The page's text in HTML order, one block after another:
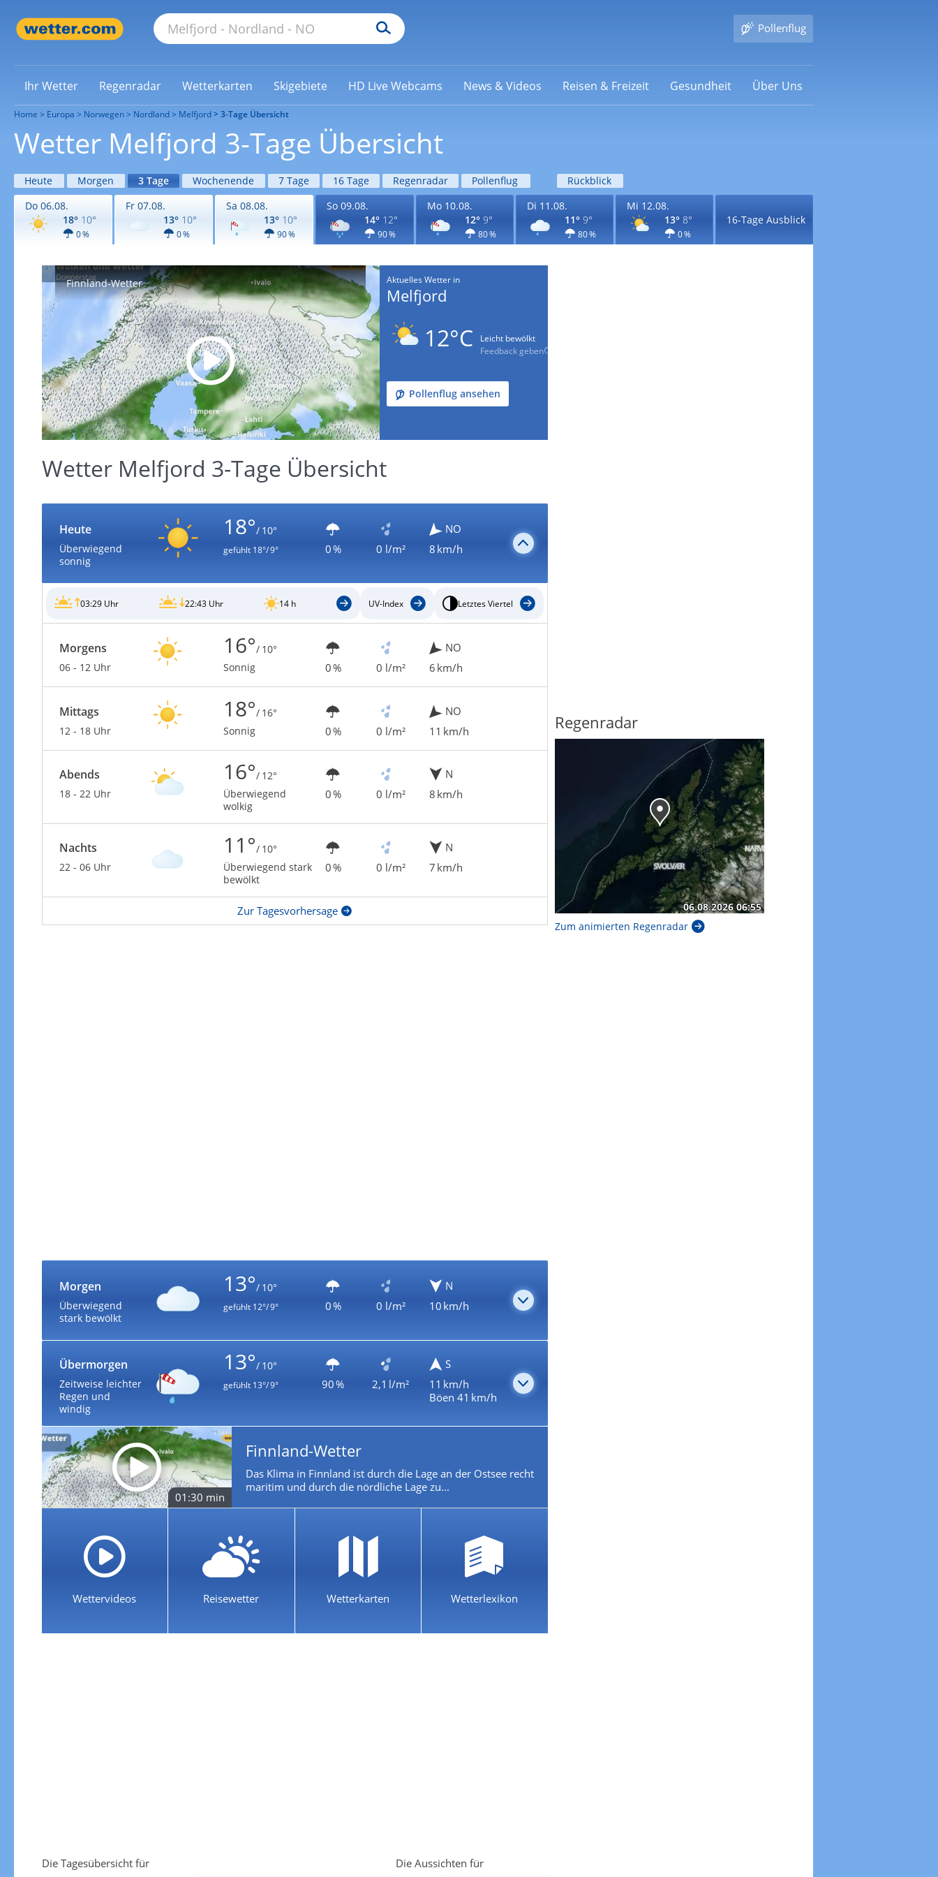
Pollenflug
Ihr Wetter Regenradar Wetterkarten Skigebiete HD Live Webcams News & Videos Reisen & Freizeit Gesundheit Über Uns
Home Europa Norwegen Nordland Melfjord 3-Tage Übersicht
Wetter Melfjord 3-Tage Übersicht
Heute Morgen 3 Tage Wochenende 7 Tage 16 Tage Regenradar Pollenflug
Rückblick
Do 06.08.
18° 10°
0 %
Fr 07.08.
13° 10°
0 %
Sa 08.08.
13° 10°
90 %
So 09.08.
14° 12°
90 %
Mo 10.08.
12° 9°
80 %
Di 11.08.
11° 9°
80 %
Mi 12.08.
13° 8°
0 %
16-Tage Ausblick
Finnland-Wetter Aktuelles Wetter in
Melfjord
12°C
Leicht bewölkt
Feedback geben
Pollenflug ansehen
Wetter Melfjord 3-Tage Übersicht
Heute
Überwiegend
sonnig
18°/ 10°
gefühlt18°/ 9° 0 % 0 l/m²
NO
8 km/h
03:29 Uhr 22:43 Uhr 14 h UV-Index Letztes Viertel
Morgens
06 - 12 Uhr
16°/ 10°
Sonnig
0 % 0 l/m²
NO
6 km/h
Mittags
12 - 18 Uhr
18°/ 16°
Sonnig
0 % 0 l/m²
NO
11 km/h
Abends
18 - 22 Uhr
16°/ 12°
Überwiegend
wolkig
0 % 0 l/m²
N
8 km/h
Nachts
22 - 06 Uhr
11°/ 10°
Überwiegend stark
bewölkt
0 % 0 l/m²
N
7 km/h
Zur Tagesvorhersage
Morgen
Überwiegend
stark bewölkt
13°/ 10°
gefühlt12°/ 9° 0 % 0 l/m²
N
10 km/h
Übermorgen
Zeitweise leichter
Regen und
windig
13°/ 10°
gefühlt13°/ 9° 90 % 2,1 l/m²
S
11 km/h
Böen 41 km/h
01:30 min
Finnland-Wetter
Das Klima in Finnland ist durch die Lage an der Ostsee recht
maritim und durch die nördliche Lage zu...
Wettervideos Reisewetter Wetterkarten Wetterlexikon
Die Tagesübersicht für Die Aussichten für
Regenradar
Zum animierten Regenradar